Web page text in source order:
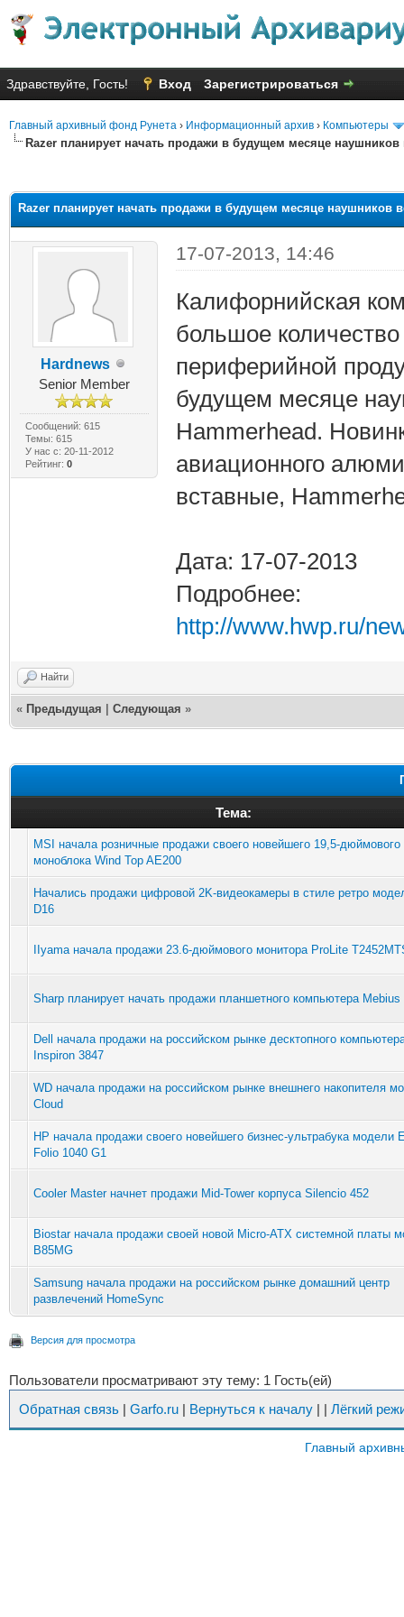
Здравствуйте, Гость! Вход Зарегистрироваться
Главный архивный фонд Рунета › Информационный архив › Компьютеры
Razer планирует начать продажи в будущем месяце наушников
Razer планирует начать продажи в будущем месяце наушников
Hardnews
Senior Member
Сообщений: 615
Темы: 615
У нас с: 20-11-2012
Рейтинг: 0
17-07-2013, 14:46
Калифорнийская
большое
периферийной
будущем месяце
Hammerhead.
авиационного
вставные,
Дата: 17-07-2013
Подробнее:
http://www.hwp.ru/
Найти
« Предыдущая Следующая »
Тема:
MSI начала розничные продажи своего новейшего 19,5-дюймового
моноблока Wind Top AE200
Начались продажи цифровой 2K-видеокамеры в стиле ретро
D16
IIyama начала продажи 23.6-дюймового монитора ProLite
Sharp планирует начать продажи планшетного компьютера Mebius
Dell начала продажи на российском рынке десктопного
Inspiron 3847
WD начала продажи на российском рынке внешнего накопителя
Cloud
HP начала продажи своего новейшего бизнес-ультрабука модели
Folio 1040 G1
Cooler Master начнет продажи Mid-Tower корпуса Silencio 452
Biostar начала продажи своей новой Micro-ATX системной платы
B85MG
Samsung начала продажи на российском рынке домашний центр
развлечений HomeSync
Версия для просмотра
Пользователи просматривают эту тему: 1 Гость(ей)
Обратная связь | Garfo.ru | Вернуться к началу | | Лёгкий
Главный